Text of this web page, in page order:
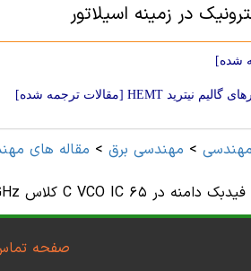
در زمینه اسیلاتور
شده]
> مهندسی برق > مقاله های
صفحه